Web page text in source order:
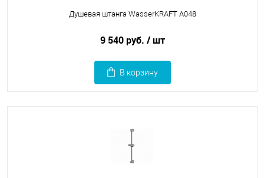
Душевая штанга WasserKRAFT A048
9 540 руб. / шт
В корзину